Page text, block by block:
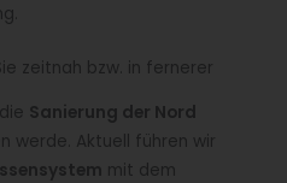
zeitnah bzw. in fernerer
Sanierung der Nord
werde. Aktuell führen wir
mit dem